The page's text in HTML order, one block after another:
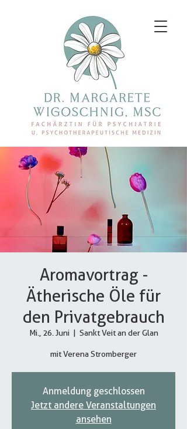
Aromavortrag -
Ätherische Öle für
den Privatgebrauch
Mi., 26. Juni
  |
Sankt Veit an der Glan
mit Verena Stromberger
Anmeldung geschlossen
Jetzt andere Veranstaltungen
ansehen